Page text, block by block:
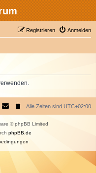
Anmelden
Registrieren
Alle Zeiten sind UTC+02:00
© phpBB Limited
phpBB.de